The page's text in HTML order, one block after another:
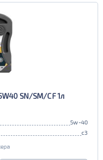
SN/SM/CF 1л
5w-40
c3